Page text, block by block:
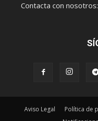
Contacta con nosotros:
Aviso Legal Política de